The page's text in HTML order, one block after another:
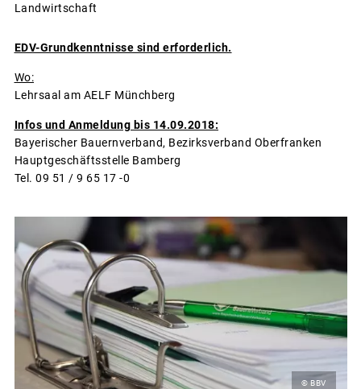
Landwirtschaft
EDV-Grundkenntnisse sind erforderlich.
Wo:
Lehrsaal am AELF Münchberg
Infos und Anmeldung bis 14.09.2018:
Bayerischer Bauernverband, Bezirksverband Oberfranken
Hauptgeschäftsstelle Bamberg
Tel. 09 51 / 9 65 17 -0
© BBV